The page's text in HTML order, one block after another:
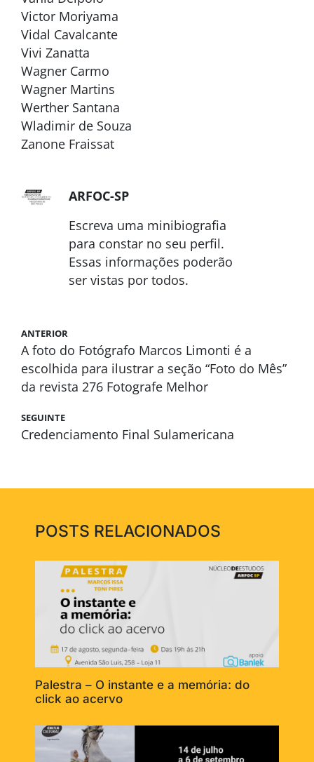
Victor Moriyama
Vidal Cavalcante
Vivi Zanatta
Wagner Carmo
Wagner Martins
Werther Santana
Wladimir de Souza
Zanone Fraissat
ARFOC-SP
Escreva uma minibiografia
para constar no seu perfil.
Essas informações poderão
ser vistas por todos.
ANTERIOR
A foto do Fotógrafo Marcos Limonti é a
escolhida para ilustrar a seção “Foto do Mês”
da revista 276 Fotografe Melhor
SEGUINTE
Credenciamento Final Sulamericana
POSTS RELACIONADOS
Palestra – O instante e a memória: do
click ao acervo